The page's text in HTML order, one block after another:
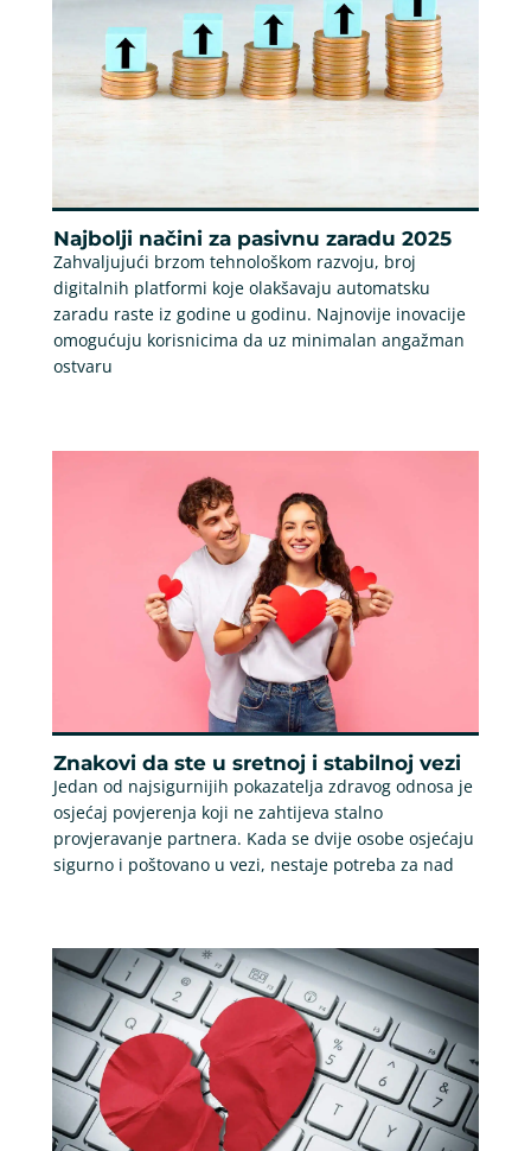
Najbolji načini za pasivnu zaradu 2025
Zahvaljujući brzom tehnološkom razvoju, broj
digitalnih platformi koje olakšavaju automatsku
zaradu raste iz godine u godinu. Najnovije inovacije
omogućuju korisnicima da uz minimalan angažman
ostvaru
Znakovi da ste u sretnoj i stabilnoj vezi
Jedan od najsigurnijih pokazatelja zdravog odnosa je
osjećaj povjerenja koji ne zahtijeva stalno
provjeravanje partnera. Kada se dvije osobe osjećaju
sigurno i poštovano u vezi, nestaje potreba za nad